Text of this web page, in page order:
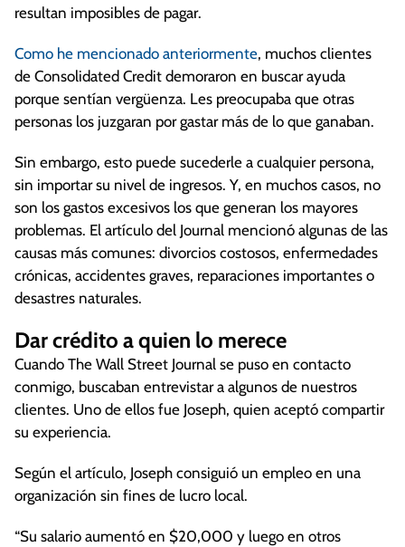
resultan imposibles de pagar.
Como he mencionado anteriormente, muchos clientes
de Consolidated Credit demoraron en buscar ayuda
porque sentían vergüenza. Les preocupaba que otras
personas los juzgaran por gastar más de lo que ganaban.
Sin embargo, esto puede sucederle a cualquier persona,
sin importar su nivel de ingresos. Y, en muchos casos, no
son los gastos excesivos los que generan los mayores
problemas. El artículo del Journal mencionó algunas de las
causas más comunes: divorcios costosos, enfermedades
crónicas, accidentes graves, reparaciones importantes o
desastres naturales.
Dar crédito a quien lo merece
Cuando The Wall Street Journal se puso en contacto
conmigo, buscaban entrevistar a algunos de nuestros
clientes. Uno de ellos fue Joseph, quien aceptó compartir
su experiencia.
Según el artículo, Joseph consiguió un empleo en una
organización sin fines de lucro local.
“Su salario aumentó en $20,000 y luego en otros